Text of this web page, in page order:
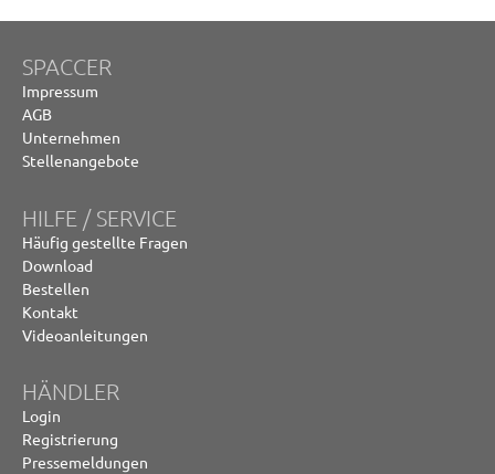
SPACCER
Impressum
AGB
Unternehmen
Stellenangebote
HILFE / SERVICE
Häufig gestellte Fragen
Download
Bestellen
Kontakt
Videoanleitungen
HÄNDLER
Login
Registrierung
Pressemeldungen